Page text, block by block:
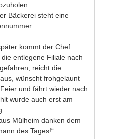
Bäckerei steht eine
kommt der Chef
die entlegene Filiale nach
reicht die
wünscht frohgelaunt
und fährt wieder nach
wurde auch erst am
Mülheim danken dem
des Tages!“